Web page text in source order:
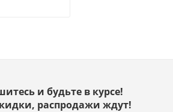
и будьте в курсе!
распродажи ждут!